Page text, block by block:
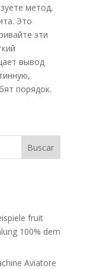
метод,
Это
эти
вывод
порядок.
fruit
100% dem
Aviatore